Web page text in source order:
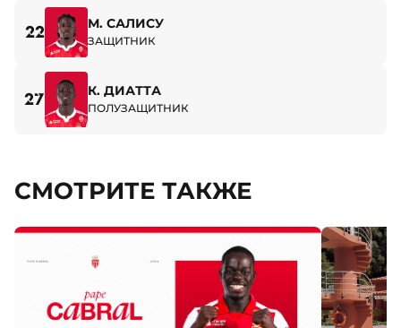
22 М. САЛИСУ
ЗАЩИТНИК
27 К. ДИАТТА
ПОЛУЗАЩИТНИК
СМОТРИТЕ ТАКЖЕ